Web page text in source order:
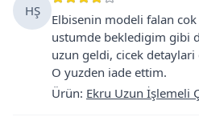
HŞ
Elbisenin modeli falan
ustumde bekledigim gibi
uzun geldi, cicek
O yuzden iade ettim.
Ürün: Ekru Uzun İşlemeli